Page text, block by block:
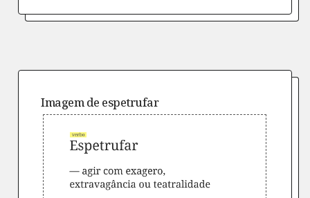
Imagem de espetrufar